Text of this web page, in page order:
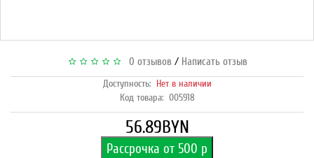
0 отзывов / Написать отзыв
Доступность: Нет в наличии
Код товара: 005918
56.89BYN
Рассрочка от 500 р